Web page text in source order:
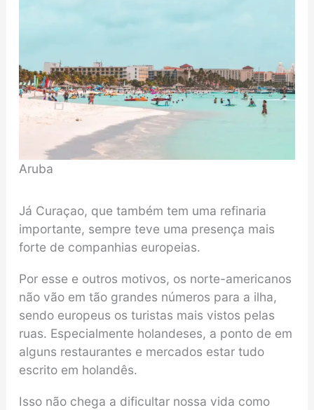
Aruba
Já Curaçao, que também tem uma refinaria
importante, sempre teve uma presença mais
forte de companhias europeias.
Por esse e outros motivos, os norte-americanos
não vão em tão grandes números para a ilha,
sendo europeus os turistas mais vistos pelas
ruas. Especialmente holandeses, a ponto de em
alguns restaurantes e mercados estar tudo
escrito em holandês.
Isso não chega a dificultar nossa vida como